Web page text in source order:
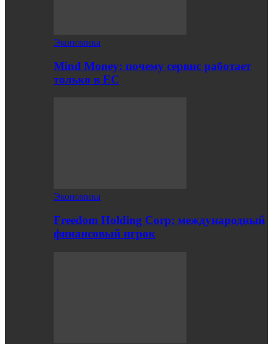
Экономика
Mind Money: почему сервис работает
только в ЕС
Экономика
Freedom Holding Corp: международный
финансовый игрок